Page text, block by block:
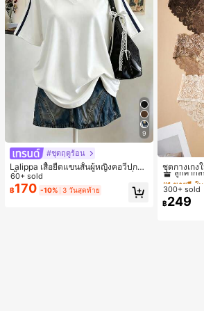
9
#ชุดฤดูร้อน
Lalippa เสื้อยืดแขนสั้นผู้หญิงคอวีปกคอ
เสื้อไหล่ตก สายถัก งานคราฟต์แฟชั่นมิ
นิมอล ของขวัญสำหรับเพื่อน
60+ sold
฿170 -10% 3 วันสุดท้าย
ชุดกางเกง
น
#1 ขายดี
ลูกค้ากลั
#1 ขายดี
ลูกค้ากลั
#1 ขายดี
ลูกค้ากลั
#1 ขายดี
300+ sold
฿249